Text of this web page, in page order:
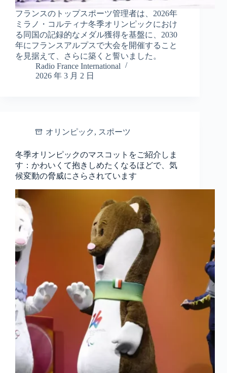
フランスのトップスポーツ管理者は、2026年
ミラノ・コルティナ冬季オリンピックにおけ
る同国の記録的なメダル獲得を基盤に、2030
年にフランスアルプスで大会を開催すること
を見据えて、さらに築くと誓いました。
Radio France International
2026 年 3 月 2 日
オリンピック , スポーツ
冬季オリンピックのマスコットをご紹介しま
す：かわいくて抱きしめたくなるほどで、気
候変動の脅威にさらされています